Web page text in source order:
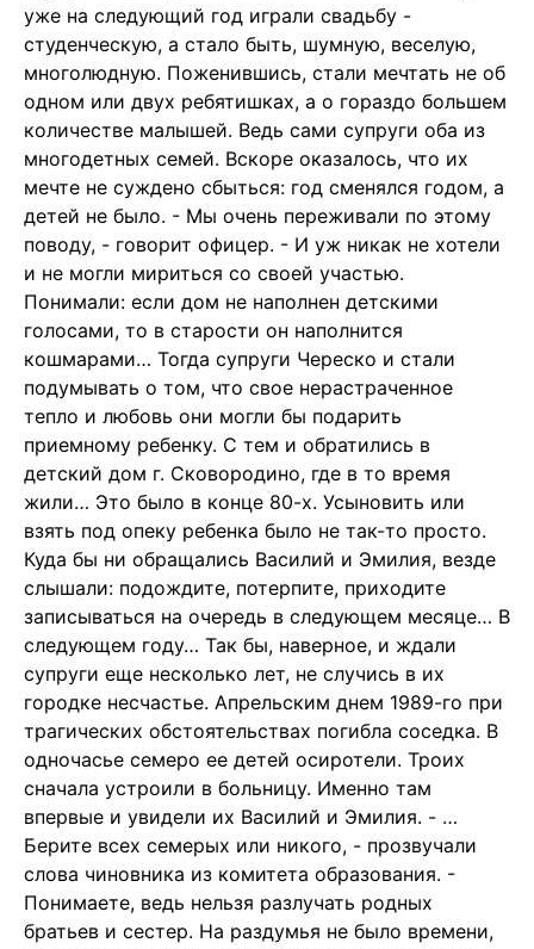
уже на следующий год играли свадьбу -
студенческую, а стало быть, шумную, веселую,
многолюдную. Поженившись, стали мечтать не об
одном или двух ребятишках, а о гораздо большем
количестве малышей. Ведь сами супруги оба из
многодетных семей. Вскоре оказалось, что их
мечте не суждено сбыться: год сменялся годом, а
детей не было. - Мы очень переживали по этому
поводу, - говорит офицер. - И уж никак не хотели
и не могли мириться со своей участью.
Понимали: если дом не наполнен детскими
голосами, то в старости он наполнится
кошмарами… Тогда супруги Череско и стали
подумывать о том, что свое нерастраченное
тепло и любовь они могли бы подарить
приемному ребенку. С тем и обратились в
детский дом г. Сковородино, где в то время
жили… Это было в конце 80-х. Усыновить или
взять под опеку ребенка было не так-то просто.
Куда бы ни обращались Василий и Эмилия, везде
слышали: подождите, потерпите, приходите
записываться на очередь в следующем месяце… В
следующем году… Так бы, наверное, и ждали
супруги еще несколько лет, не случись в их
городке несчастье. Апрельским днем 1989-го при
трагических обстоятельствах погибла соседка. В
одночасье семеро ее детей осиротели. Троих
сначала устроили в больницу. Именно там
впервые и увидели их Василий и Эмилия. - …
Берите всех семерых или никого, - прозвучали
слова чиновника из комитета образования. -
Понимаете, ведь нельзя разлучать родных
братьев и сестер. На раздумья не было времени,